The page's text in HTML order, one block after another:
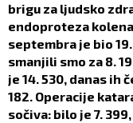
brigu za ljudsko
endoproteza
septembra je bio 19.
smanjili smo za 8.
je 14. 530, danas ih
182. Operacije
sočiva: bilo je 7.